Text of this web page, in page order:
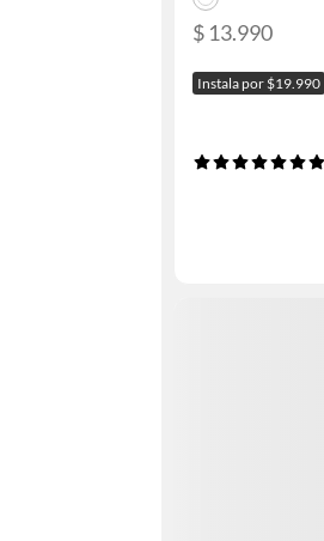
$ 13.990
Instala por $19.990